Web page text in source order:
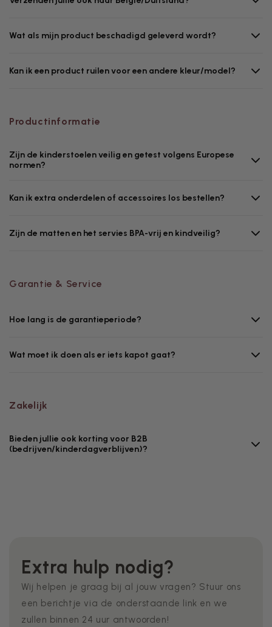
Wat als mijn product beschadigd geleverd wordt?
Kan ik een product ruilen voor een andere kleur/model?
Productinformatie
Zijn de kinderstoelen veilig en getest volgens Europese
normen?
Kan ik extra onderdelen of accessoires los bestellen?
Zijn de matten en het servies BPA-vrij en kindveilig?
Garantie & Service
Hoe lang is de garantieperiode?
Wat moet ik doen als er iets kapot gaat?
Zakelijk
Bieden jullie ook korting voor B2B
(bedrijven/kinderdagverblijven)?
Extra hulp nodig?
Wij helpen je graag bij al jouw vragen? Stuur ons
een berichtje via de onderstaande link en we
zullen binnen 24 uur antwoorden!